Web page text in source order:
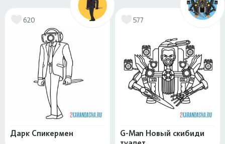
620
Дарк Спикермен
577
G-Man Новый скибиди